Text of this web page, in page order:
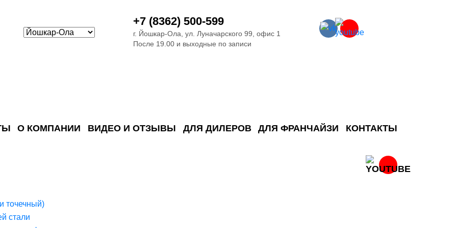
+7 (8362) 500-599
г. Йошкар-Ола, ул. Луначарского 99, офис 1
После 19.00 и выходные по записи
О КОМПАНИИ ВИДЕО И ОТЗЫВЫ ДЛЯ ДИЛЕРОВ ДЛЯ ФРАНЧАЙЗИ КОНТАКТЫ
точечный)
стали